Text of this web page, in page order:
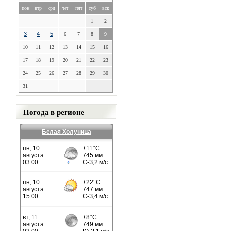
пон втр срд чет пят суб вск
1 2
3 4 5 6 7 8 9
10 11 12 13 14 15 16
17 18 19 20 21 22 23
24 25 26 27 28 29 30
31
Погода в регионе
Белая Холуница